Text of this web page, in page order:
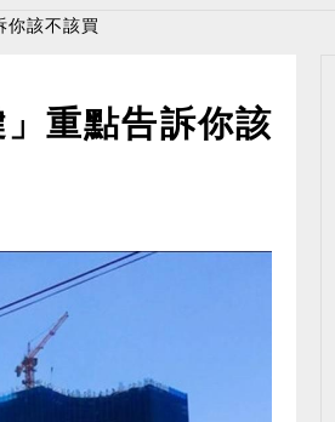
你該不該買
重點告訴你該